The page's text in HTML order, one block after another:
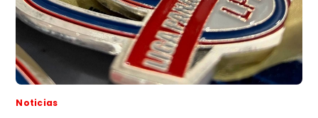
Noticias